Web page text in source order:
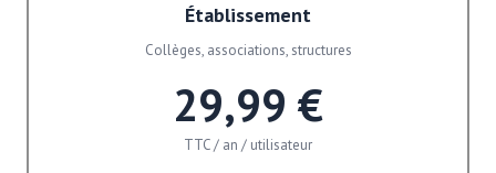
Établissement
Collèges, associations, structures
29,99 €
TTC / an / utilisateur